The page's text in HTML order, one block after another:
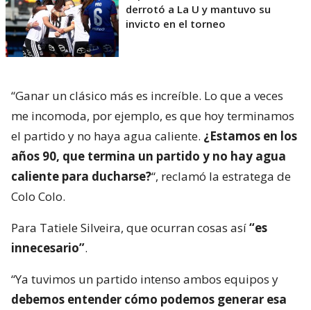
derrotó a La U y mantuvo su
invicto en el torneo
“Ganar un clásico más es increíble. Lo que a veces
me incomoda, por ejemplo, es que hoy terminamos
el partido y no haya agua caliente. ¿Estamos en los
años 90, que termina un partido y no hay agua
caliente para ducharse?“, reclamó la estratega de
Colo Colo.
Para Tatiele Silveira, que ocurran cosas así“es
innecesario”.
“Ya tuvimos un partido intenso ambos equipos y
debemos entender cómo podemos generar esa